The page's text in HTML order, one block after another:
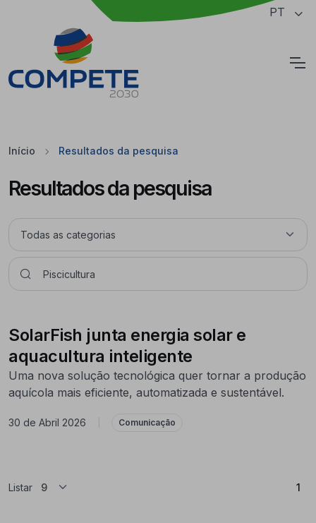
Saltar para o conteúdo principal da página PT
Início Resultados da pesquisa
Resultados da pesquisa
SolarFish junta energia solar e
aquacultura inteligente
Uma nova solução tecnológica quer tornar a produção
aquícola mais eficiente, automatizada e sustentável.
30 de Abril 2026 Comunicação
Listar 1